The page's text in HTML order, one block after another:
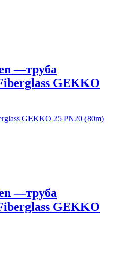
—труба
GEKKO
GEKKO 25 PN20 (80m)
—труба
GEKKO